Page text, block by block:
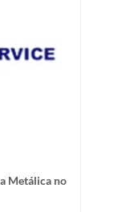
Metálica no